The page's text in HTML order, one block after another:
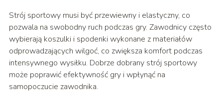
Strój sportowy musi być przewiewny i elastyczny, co
pozwala na swobodny ruch podczas gry. Zawodnicy często
wybierają koszulki i spodenki wykonane z materiałów
odprowadzających wilgoć, co zwiększa komfort podczas
intensywnego wysiłku. Dobrze dobrany strój sportowy
może poprawić efektywność gry i wpłynąć na
samopoczucie zawodnika.